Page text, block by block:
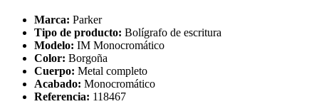
Marca: Parker
Tipo de producto: Bolígrafo de escritura
Modelo: IM Monocromático
Color: Borgoña
Cuerpo: Metal completo
Acabado: Monocromático
Referencia: 118467